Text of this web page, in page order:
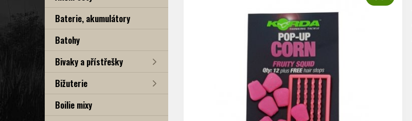
Baterie, akumulátory
Batohy
Bivaky a přístřešky
Bižuterie
Boilie mixy